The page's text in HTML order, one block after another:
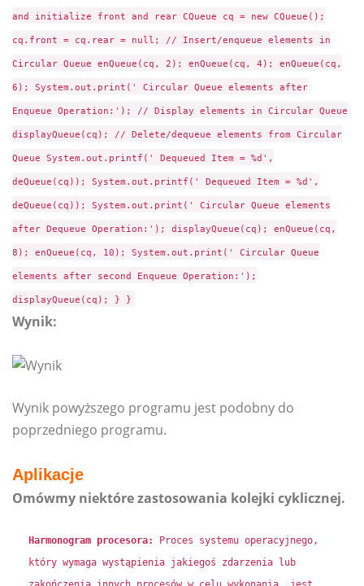
and initialize front and rear CQueue cq = new CQueue();
cq.front = cq.rear = null; // Insert/enqueue elements in
Circular Queue enQueue(cq, 2); enQueue(cq, 4); enQueue(cq,
6); System.out.print(' Circular Queue elements after
Enqueue Operation:'); // Display elements in Circular Queue
displayQueue(cq); // Delete/dequeue elements from Circular
Queue System.out.printf(' Dequeued Item = %d',
deQueue(cq)); System.out.printf(' Dequeued Item = %d',
deQueue(cq)); System.out.print(' Circular Queue elements
after Dequeue Operation:'); displayQueue(cq); enQueue(cq,
8); enQueue(cq, 10); System.out.print(' Circular Queue
elements after second Enqueue Operation:');
displayQueue(cq); } }
Wynik:
Wynik powyższego programu jest podobny do
poprzedniego programu.
Aplikacje
Omówmy niektóre zastosowania kolejki cyklicznej.
Harmonogram procesora:
Proces systemu operacyjnego,
który wymaga wystąpienia jakiegoś zdarzenia lub